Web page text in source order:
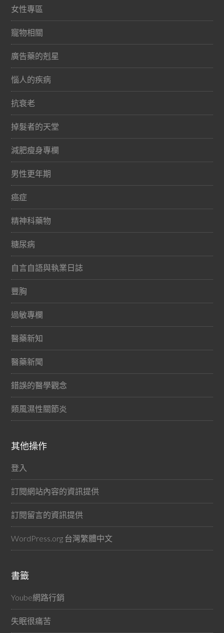
女性專區
寵物相關
廣告藥的剋星
惱人的疾病
抗衰老
掉髮者的天堂
減肥瘦身專欄
男性更年期
癌症
精神科藥物
糖尿病
自言自語與執業日誌
豐胸
過敏專欄
醫藥新知
醫藥新聞
錯誤的醫學觀念
類風濕性關節炎
其他操作
登入
訂閱網站內容的資訊提供
訂閱留言的資訊提供
WordPress.org 台灣繁體中文
書籤
Yoube網路行銷
失眠很痛苦